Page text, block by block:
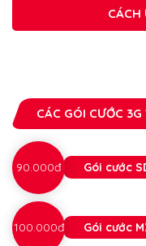
CÁCH
CÁC GÓI CƯỚC
90.000đ Gói cước
100.000đ Gói cước